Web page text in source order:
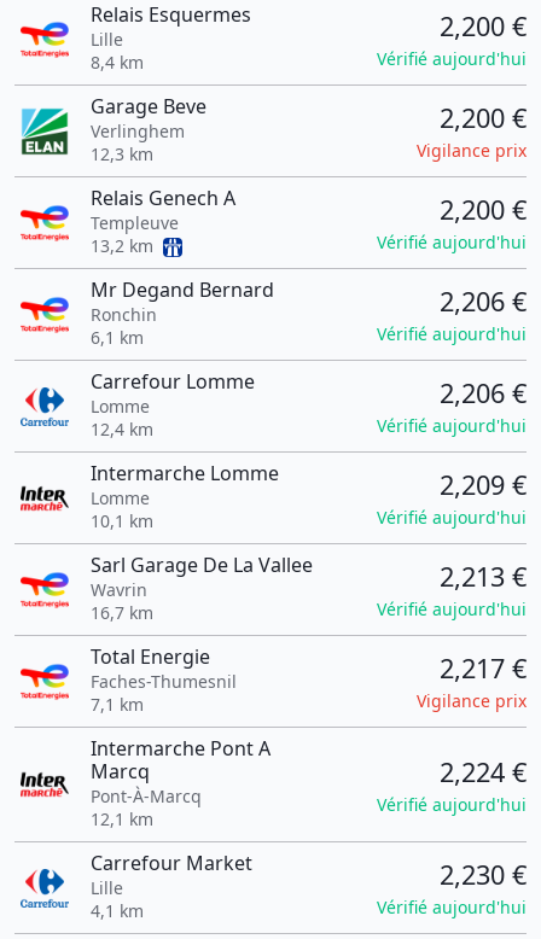
Relais Esquermes
Lille
8,4 km
2,200 €
Vérifié aujourd'hui
Garage Beve
Verlinghem
12,3 km
2,200 €
Vigilance prix
Relais Genech A
Templeuve
13,2 km
2,200 €
Vérifié aujourd'hui
Mr Degand Bernard
Ronchin
6,1 km
2,206 €
Vérifié aujourd'hui
Carrefour Lomme
Lomme
12,4 km
2,206 €
Vérifié aujourd'hui
Intermarche Lomme
Lomme
10,1 km
2,209 €
Vérifié aujourd'hui
Sarl Garage De La Vallee
Wavrin
16,7 km
2,213 €
Vérifié aujourd'hui
Total Energie
Faches-Thumesnil
7,1 km
2,217 €
Vigilance prix
Intermarche Pont A
Marcq
Pont-À-Marcq
12,1 km
2,224 €
Vérifié aujourd'hui
Carrefour Market
Lille
4,1 km
2,230 €
Vérifié aujourd'hui